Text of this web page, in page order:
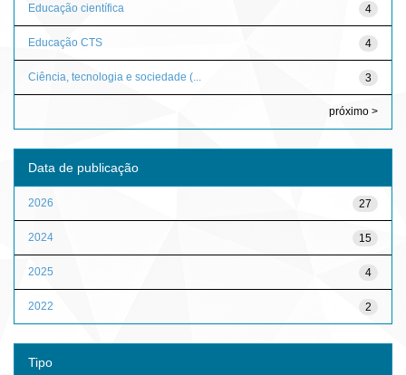
4
Educação científica
4
Educação CTS
3
Ciência, tecnologia e sociedade (...
próximo >
Data de publicação
27
2026
15
2024
4
2025
2
2022
Tipo